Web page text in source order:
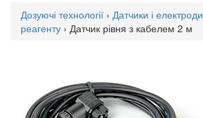
Дозуючі технології › Датчики і електроди
реагенту › Датчик рівня з кабелем 2 м